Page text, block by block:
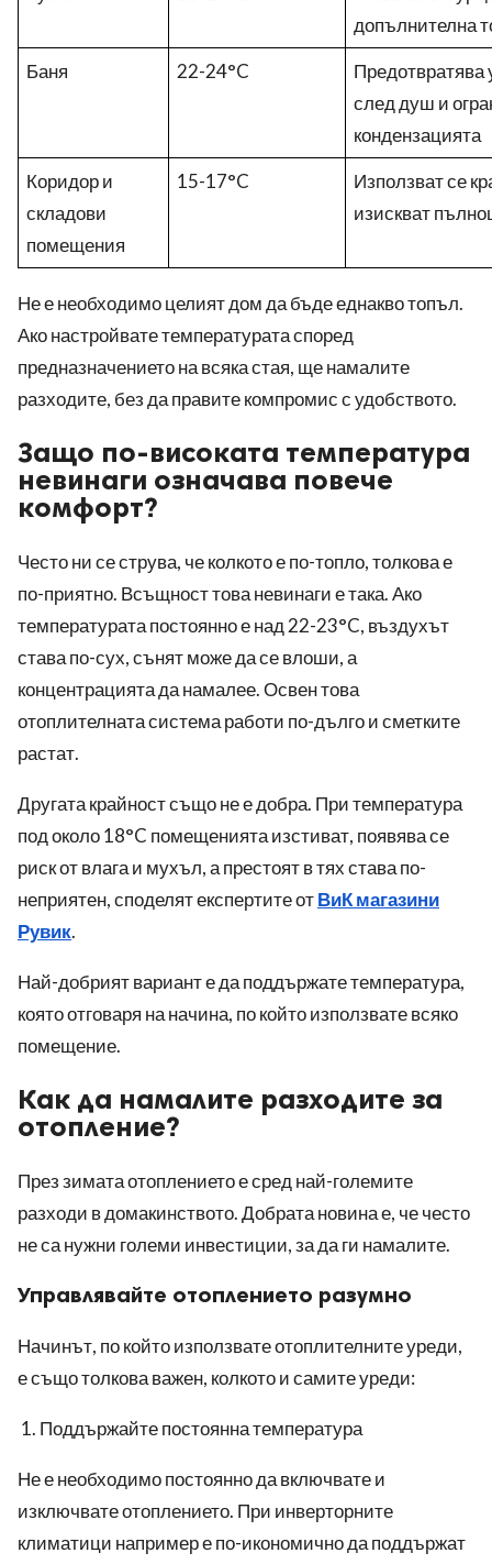
допълнителна
Баня
22-24°C
Предотвратява
след душ и
кондензацията
Коридор и
складови
помещения
15-17°C
Използват се
изискват
Не е необходимо целият дом да бъде еднакво топъл.
Ако настройвате температурата според
предназначението на всяка стая, ще намалите
разходите, без да правите компромис с удобството.
Защо по-високата температура
невинаги означава повече
комфорт?
Често ни се струва, че колкото е по-топло, толкова е
по-приятно. Всъщност това невинаги е така. Ако
температурата постоянно е над 22-23°C, въздухът
става по-сух, сънят може да се влоши, а
концентрацията да намалее. Освен това
отоплителната система работи по-дълго и сметките
растат.
Другата крайност също не е добра. При температура
под около 18°C помещенията изстиват, появява се
риск от влага и мухъл, а престоят в тях става по-
неприятен, споделят експертите отВиК магазини
Рувик.
Най-добрият вариант е да поддържате температура,
която отговаря на начина, по който използвате всяко
помещение.
Как да намалите разходите за
отопление?
През зимата отоплението е сред най-големите
разходи в домакинството. Добрата новина е, че често
не са нужни големи инвестиции, за да ги намалите.
Управлявайте отоплението разумно
Начинът, по който използвате отоплителните уреди,
е също толкова важен, колкото и самите уреди:
Поддържайте постоянна температура
Не е необходимо постоянно да включвате и
изключвате отоплението. При инверторните
климатици например е по-икономично да поддържат